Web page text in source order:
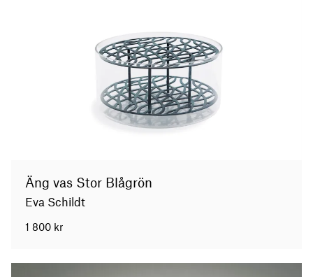
Äng vas Stor Blågrön
Eva Schildt
1 800 kr